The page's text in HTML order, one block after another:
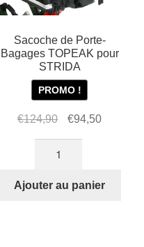
Sacoche de Porte-
Bagages TOPEAK pour
STRIDA
PROMO !
€124,90
Le
€124,90.
€94,50Le
€94,50.
Sacoche
Ajouter au panier